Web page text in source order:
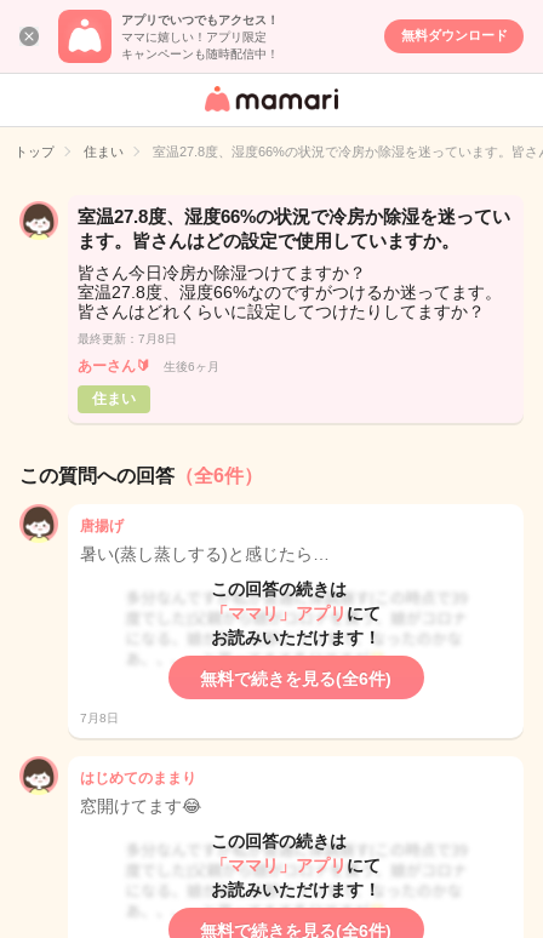
アプリでいつでもアクセス！
ママに嬉しい！アプリ限定
キャンペーンも随時配信中！
無料ダウンロード
女性専用匿名QA
イト
トップ 住まい 室温27.8度、湿度66%の状況で冷房か除湿を迷っています。皆
室温27.8度、湿度66%の状況で冷房か除湿を迷ってい
ます。皆さんはどの設定で使用していますか。
皆さん今日冷房か除湿つけてますか？
室温27.8度、湿度66%なのですがつけるか迷ってます。
皆さんはどれくらいに設定してつけたりしてますか？
最終更新：7月8日
あーさん🔰 生後6ヶ月
住まい
この質問への回答 （全6件）
唐揚げ
暑い(蒸し蒸しする)と感じたら…
この回答の続きは
「ママリ」アプリ にて
お読みいただけます！
無料で続きを見る(全6件)
7月8日
はじめてのままり
窓開けてます😂
この回答の続きは
「ママリ」アプリ にて
お読みいただけます！
無料で続きを見る(全6件)